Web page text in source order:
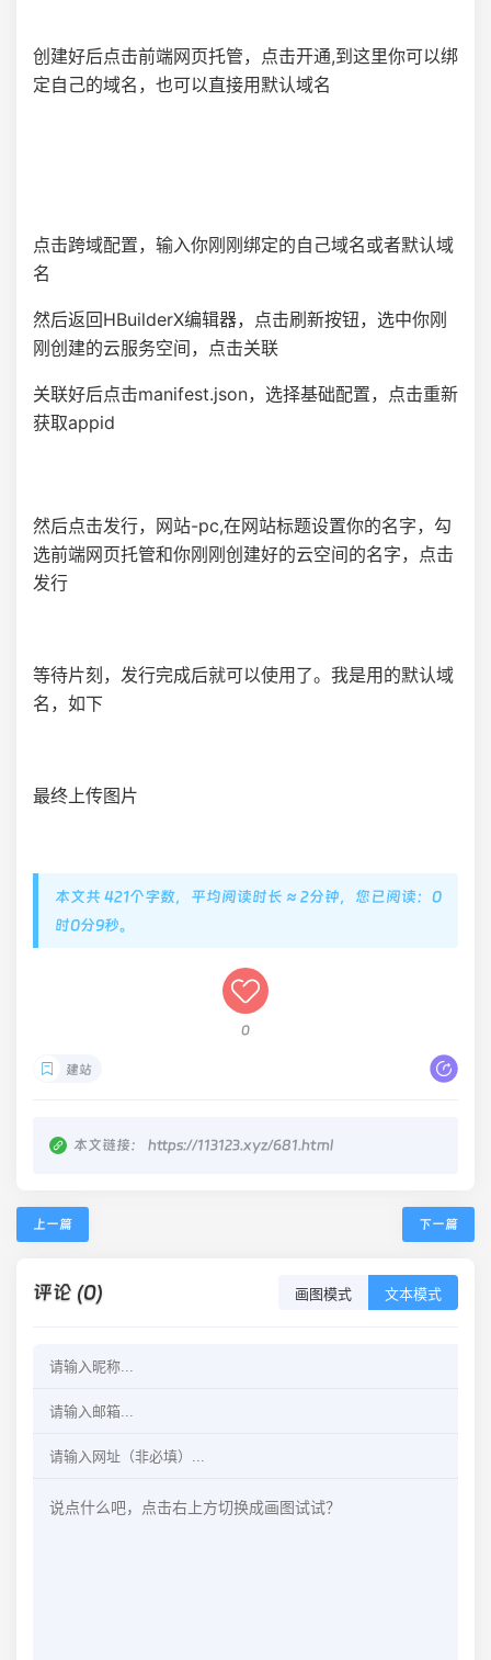
创建好后点击前端网页托管，点击开通,到这里你可以绑
定自己的域名，也可以直接用默认域名
点击跨域配置，输入你刚刚绑定的自己域名或者默认域
名
然后返回HBuilderX编辑器，点击刷新按钮，选中你刚
刚创建的云服务空间，点击关联
关联好后点击manifest.json，选择基础配置，点击重新
获取appid
然后点击发行，网站-pc,在网站标题设置你的名字，勾
选前端网页托管和你刚刚创建好的云空间的名字，点击
发行
等待片刻，发行完成后就可以使用了。我是用的默认域
名，如下
最终上传图片
本文共 421个字数，平均阅读时长 ≈ 2分钟，您已阅读：0
时0分10秒。
0
建站
本文链接： https://113123.xyz/681.html
上一篇 下一篇
评论 (0) 画图模式 文本模式